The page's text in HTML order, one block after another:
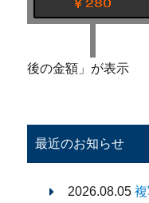
後の金額」が表示
最近のお知らせ
2026.08.05